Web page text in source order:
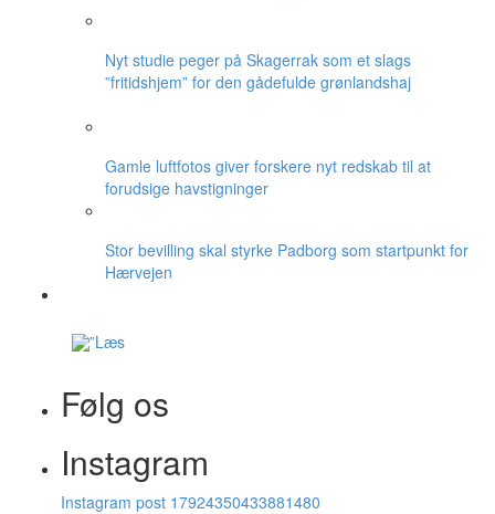
Nyt studie peger på Skagerrak som et slags
”fritidshjem” for den gådefulde grønlandshaj
Gamle luftfotos giver forskere nyt redskab til at
forudsige havstigninger
Stor bevilling skal styrke Padborg som startpunkt for
Hærvejen
Følg os
Instagram
Instagram post 17924350433881480